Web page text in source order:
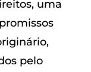
uma
pelo